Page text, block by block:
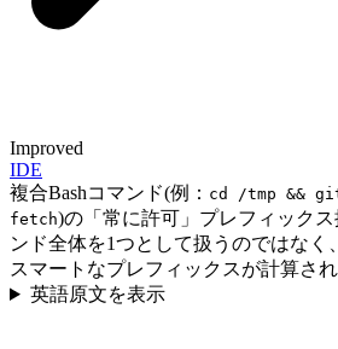
Improved
IDE
複合Bashコマンド(例： cd /tmp &&
fetch)の「常に許可」プレフィック
ンド全体を1つとして扱うのではなく
スマートなプレフィックスが計算さ
英語原文を表示